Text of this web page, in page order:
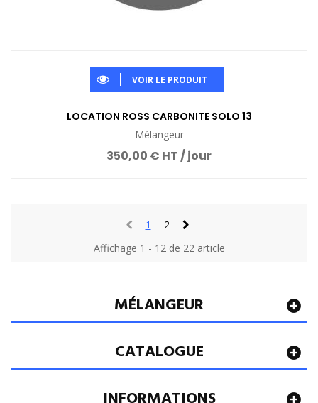
MÉLANGEUR
CATALOGUE
VOIR LE PRODUIT
LOCATION ROSS CARBONITE SOLO 13
Mélangeur
350,00 € HT / jour
1
2
Affichage 1 - 12 de 22 article